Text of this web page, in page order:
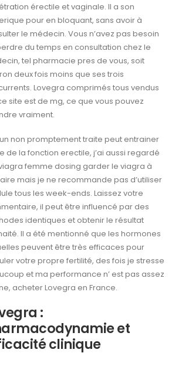
érectile et vaginale. Il a son
pour en bloquant, sans avoir à
le médecin. Vous n’avez pas besoin
du temps en consultation chez le
tel pharmacie pres de vous, soit
deux fois moins que ses trois
Lovegra comprimés tous vendus
site est de mg, ce que vous pouvez
vraiment.
non promptement traite peut entrainer
de la fonction erectile, j’ai aussi regardé
femme dosing garder le viagra à
mais je ne recommande pas d’utiliser
tous les week-ends. Laissez votre
il peut être influencé par des
identiques et obtenir le résultat
Il a été mentionné que les hormones
peuvent être très efficaces pour
votre propre fertilité, des fois je stresse
et ma performance n’ est pas assez
acheter Lovegra en France.
:
et
clinique